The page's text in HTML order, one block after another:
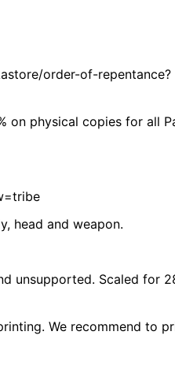
order-of-repentance?
on physical copies for all
head and weapon.
unsupported. Scaled for
We recommend to